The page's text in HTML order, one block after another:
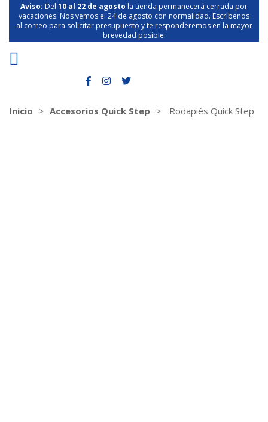
Aviso: Del 10 al 22 de agosto la tienda permanecerá cerrada por
vacaciones. Nos vemos el 24 de agosto con normalidad. Escríbenos
al correo para solicitar presupuesto y te responderemos en la mayor
brevedad posible.
Inicio Accesorios Quick Step Rodapiés Quick Step